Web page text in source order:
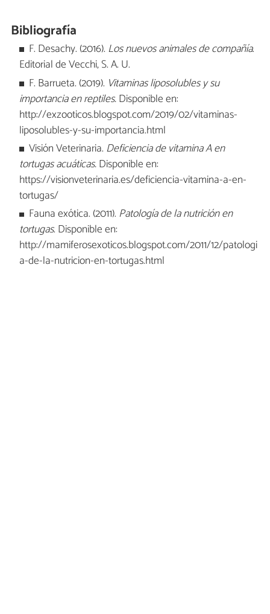
Bibliografía
F. Desachy. (2016). Los nuevos animales de compañía.
Editorial de Vecchi, S. A. U.
F. Barrueta. (2019). Vitaminas liposolubles y su
importancia en reptiles.Disponible en:
http://exzooticos.blogspot.com/2019/02/vitaminas-
liposolubles-y-su-importancia.html
Visión Veterinaria. Deficiencia de vitamina A en
tortugas acuáticas.Disponible en:
https://visionveterinaria.es/deficiencia-vitamina-a-en-
tortugas/
Fauna exótica. (2011). Patología de la nutrición en
tortugas. Disponible en:
http://mamiferosexoticos.blogspot.com/2011/12/patologi
a-de-la-nutricion-en-tortugas.html